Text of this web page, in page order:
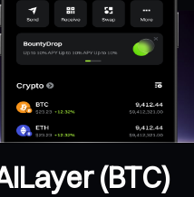
(BTC)